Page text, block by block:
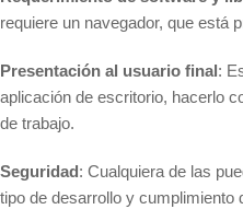
requiere un navegador, que está
Presentación al usuario final:
aplicación de escritorio, hacerlo
de trabajo.
Seguridad: Cualquiera de las
tipo de desarrollo y cumplimiento